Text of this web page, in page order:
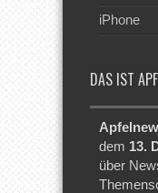
iPhone
DAS IST
dem 13.
über